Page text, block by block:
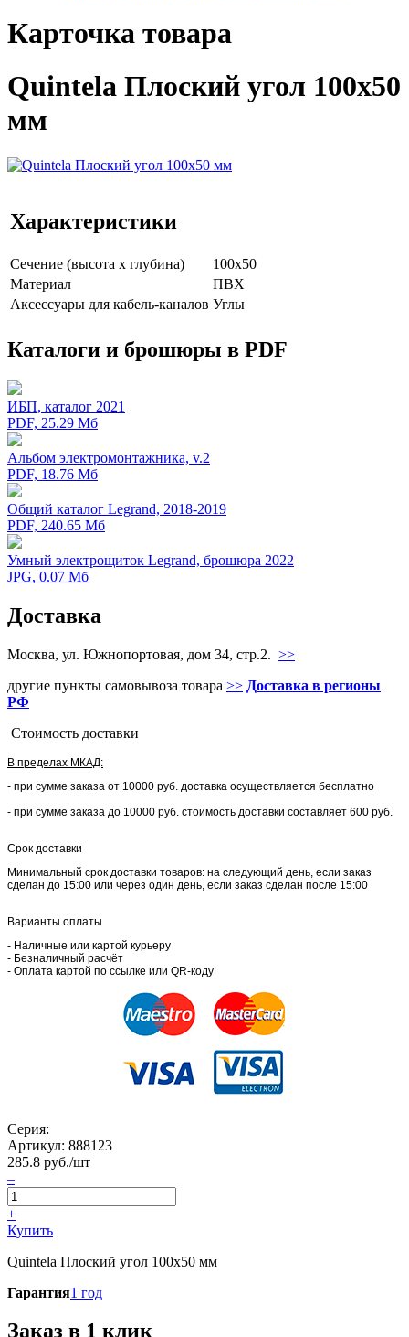
Карточка товара
Quintela Плоский угол 100x50
мм
Характеристики
Сечение (высота х глубина)
100х50
Мaтериал
ПВХ
Аксессуары для кабель-каналов Углы
Каталоги и брошюры в PDF
ИБП, каталог 2021
PDF, 25.29 Мб
Альбом электромонтажника, v.2
PDF, 18.76 Мб
Общий каталог Legrand, 2018-2019
PDF, 240.65 Мб
Умный электрощиток Legrand, брошюра 2022
JPG, 0.07 Мб
Доставка
Москва, ул. Южнопортовая, дом 34, стр.2. >>
другие пункты самовывоза товара >> Доставка в регионы
РФ
Стоимость доставки
В пределах МКАД:
- при сумме заказа от 10000 руб. доставка осуществляется бесплатно
- при сумме заказа до 10000 руб. стоимость доставки составляет 600 руб.
Срок доставки
Минимальный срок доставки товаров: на следующий день, если заказ
сделан до 15:00 или через один день, если заказ сделан после 15:00
Варианты оплаты
- Наличные или картой курьеру
- Безналичный расчёт
- Оплата картой по ссылке или QR-коду
Серия:
Артикул: 888123
285.8 руб./шт
–
+
Купить
Quintela Плоский угол 100x50 мм
Гарантия1 год
Заказ в 1 клик